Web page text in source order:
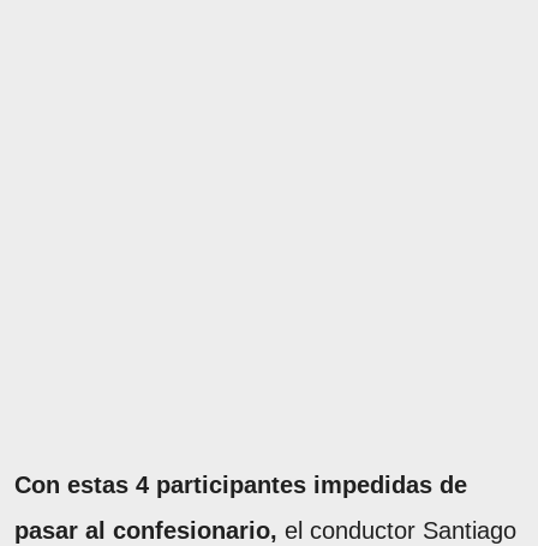
Con estas 4 participantes impedidas de
pasar al confesionario, el conductor Santiago